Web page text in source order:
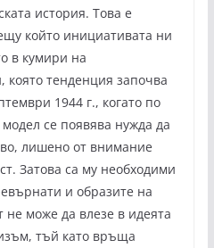
история. Това е
който инициативата ни
в кумири на
която тенденция започва
1944 г., когато по
се появява нужда да
лишено от внимание
Затова са му необходими
и образите на
може да влезе в идеята
тъй като връща